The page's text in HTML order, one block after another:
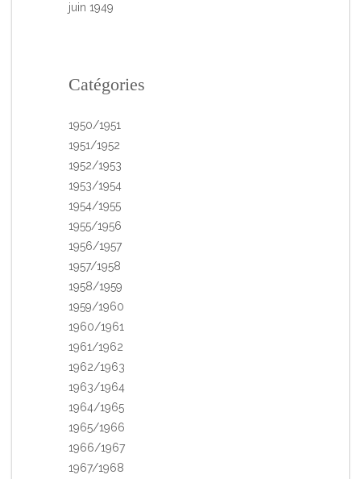
juin 1949
Catégories
1950/1951
1951/1952
1952/1953
1953/1954
1954/1955
1955/1956
1956/1957
1957/1958
1958/1959
1959/1960
1960/1961
1961/1962
1962/1963
1963/1964
1964/1965
1965/1966
1966/1967
1967/1968